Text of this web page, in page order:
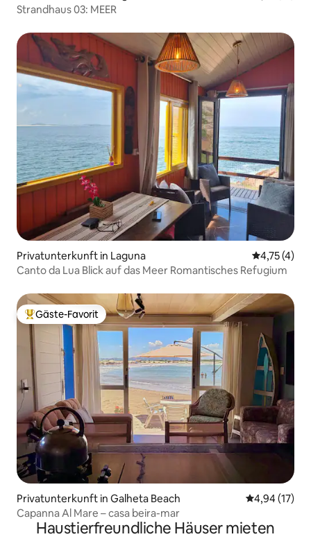
Strandhaus 03: MEER
Privatunterkunft in Laguna
4,75 (4)
Canto da Lua Blick auf das Meer Romantisches Refugium
Beliebter Gäste-Favorit.
Gäste-Favorit
Privatunterkunft in Galheta Beach
4,94 (17)
Capanna Al Mare – casa beira-mar
Haustierfreundliche Häuser mieten